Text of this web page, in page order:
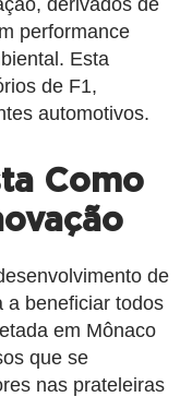
performance
Esta
de F1,
automotivos.
Como
de
a beneficiar todos
em Mônaco
que se
nas prateleiras